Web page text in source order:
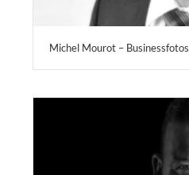
Michel Mourot – Businessfotos